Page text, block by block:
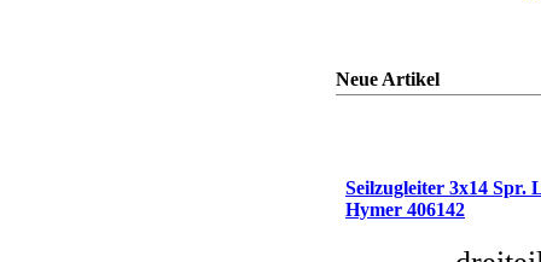
Neue Artikel
Seilzugleiter 3x14 Spr.
Hymer 406142